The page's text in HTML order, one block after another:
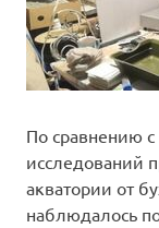
По сравнению
исследований
акватории от
наблюдалось